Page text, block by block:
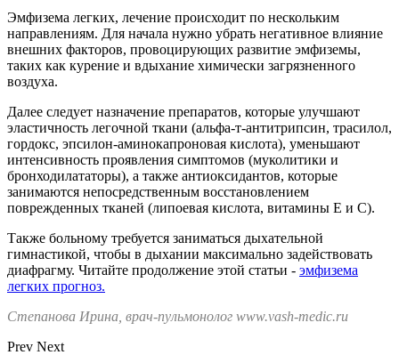
Эмфизема легких, лечение происходит по нескольким
направлениям. Для начала нужно убрать негативное влияние
внешних факторов, провоцирующих развитие эмфиземы,
таких как курение и вдыхание химически загрязненного
воздуха.
Далее следует назначение препаратов, которые улучшают
эластичность легочной ткани (альфа-т-антитрипсин, трасилол,
гордокс, эпсилон-аминокапроновая кислота), уменьшают
интенсивность проявления симптомов (муколитики и
бронходилататоры), а также антиоксидантов, которые
занимаются непосредственным восстановлением
поврежденных тканей (липоевая кислота, витамины Е и С).
Также больному требуется заниматься дыхательной
гимнастикой, чтобы в дыхании максимально задействовать
диафрагму. Читайте продолжение этой статьи - эмфизема
легких прогноз.
Степанова Ирина, врач-пульмонолог www.vash-medic.ru
Prev Next